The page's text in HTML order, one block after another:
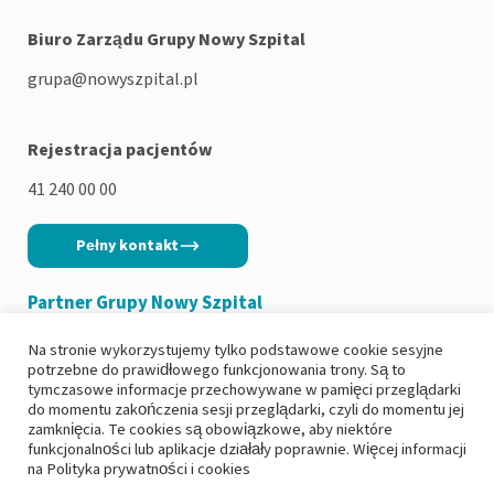
Biuro Zarządu Grupy Nowy Szpital
grupa@nowyszpital.pl
Rejestracja pacjentów
41 240 00 00
Pełny kontakt
Partner Grupy Nowy Szpital
Copyright 2026 |Polityka prywatności
Deklaracja dostępności
Ochrona danych osobowych i RODO
Na stronie wykorzystujemy tylko podstawowe cookie sesyjne
potrzebne do prawidłowego funkcjonowania trony. Są to
tymczasowe informacje przechowywane w pamięci przeglądarki
do momentu zakończenia sesji przeglądarki, czyli do momentu jej
zamknięcia. Te cookies są obowiązkowe, aby niektóre
funkcjonalności lub aplikacje działały poprawnie. Więcej informacji
na Polityka prywatności i cookies